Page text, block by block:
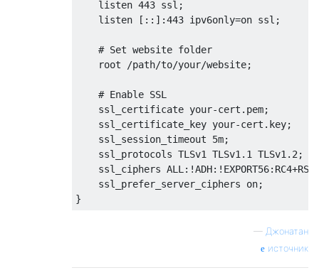
    listen 443 ssl;
    listen [::]:443 ipv6only=on ssl;
    # Set website folder
    root /path/to/your/website;
    # Enable SSL
    ssl_certificate your-cert.pem;
    ssl_certificate_key your-cert.key;
    ssl_session_timeout 5m;
    ssl_protocols TLSv1 TLSv1.1 TLSv1.2;
ssl_ciphers
    ssl_prefer_server_ciphers on;
— Джонатан
источник